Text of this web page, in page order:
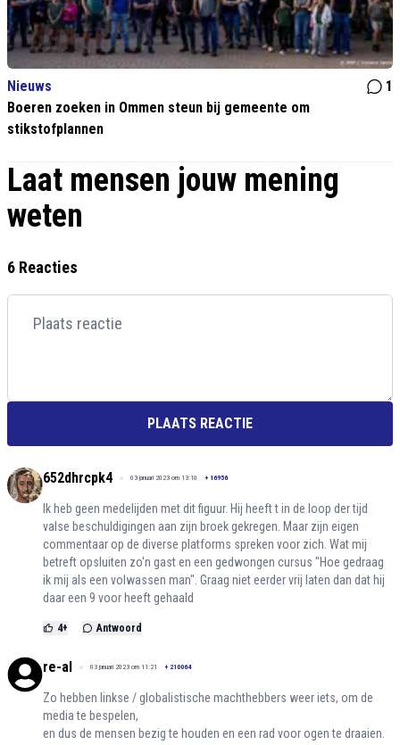
Nieuws
1
Boeren zoeken in Ommen steun bij gemeente om
stikstofplannen
Laat mensen jouw mening
weten
6 Reacties
PLAATS REACTIE
652dhrcpk4 03 januari 2023 om 13:10 + 16956
Ik heb geen medelijden met dit figuur. Hij heeft t in de loop der tijd
valse beschuldigingen aan zijn broek gekregen. Maar zijn eigen
commentaar op de diverse platforms spreken voor zich. Wat mij
betreft opsluiten zo'n gast en een gedwongen cursus "Hoe gedraag
ik mij als een volwassen man". Graag niet eerder vrij laten dan dat hij
daar een 9 voor heeft gehaald
4+ Antwoord
re-al 03 januari 2023 om 11:21 + 210064
Zo hebben linkse / globalistische machthebbers weer iets, om de
media te bespelen,
en dus de mensen bezig te houden en een rad voor ogen te draaien.